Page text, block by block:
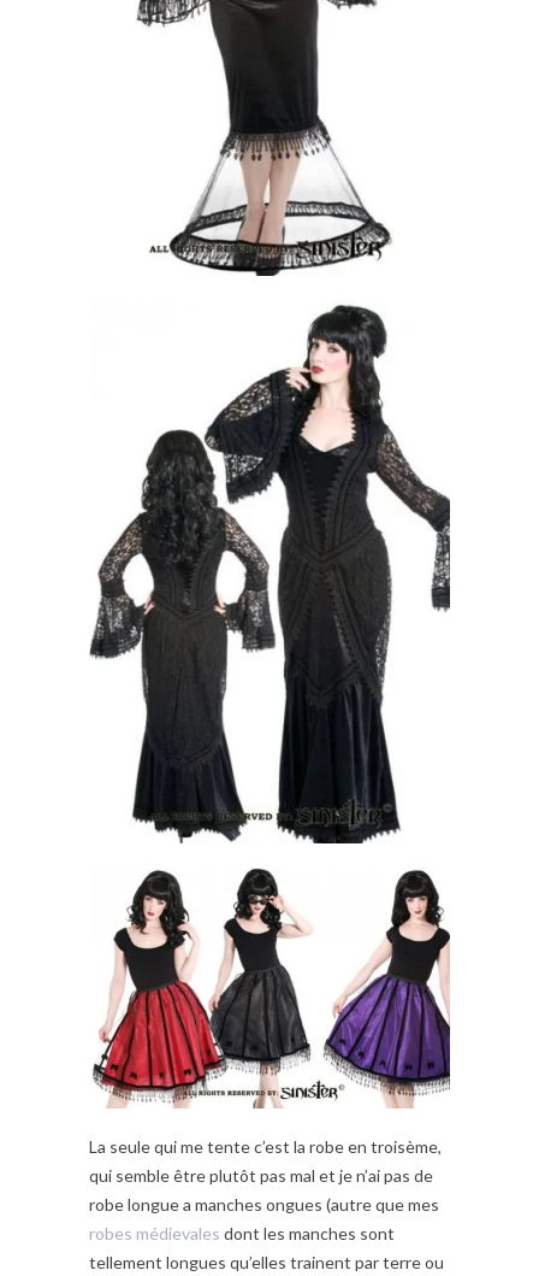
La seule qui me tente c’est la robe en troisème,
qui semble être plutôt pas mal et je n’ai pas de
robe longue a manches ongues (autre que mes
robes médievales dont les manches sont
tellement longues qu’elles trainent par terre ou